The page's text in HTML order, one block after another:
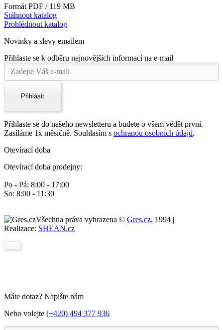
Formát PDF / 119 MB
Stáhnout katalog
Prohlédnout katalog
Novinky a slevy emailem
Přihlaste se k odběru nejnovějších informací na e-mail
Přihlásit
Přihlaste se do našeho newsletteru a budete o všem vědět první.
Zasíláme 1x měsíčně. Souhlasím s ochranou osobních údajů.
Otevírací doba
Otevírací doba prodejny:
Po - Pá: 8:00 - 17:00
So: 8:00 - 11:30
Všechna práva vyhrazena © Gres.cz, 1994 |
Realizace: SHEAN.cz
Máte dotaz? Napište nám
Nebo volejte (+420) 494 377 936